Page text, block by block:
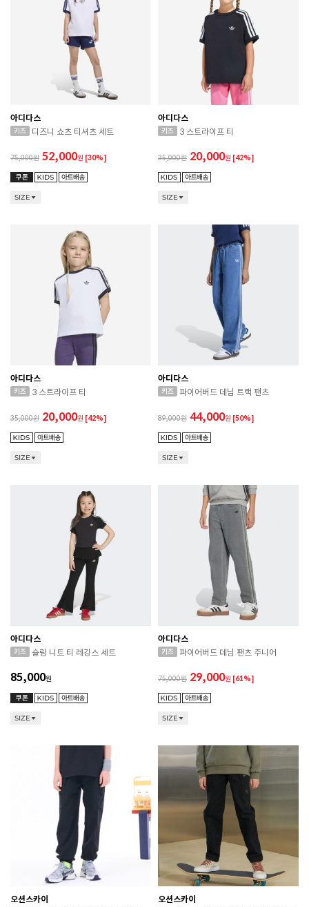
아디다스
디즈니 쇼츠 티셔츠 세트
75,000 52,000원 [30%]
SIZE
아디다스
3 스트라이프 티
35,000 20,000원 [42%]
SIZE
아디다스
3 스트라이프 티
35,000 20,000원 [42%]
SIZE
아디다스
파이어버드 데님 트랙 팬츠
89,000 44,000원 [50%]
SIZE
아디다스
슬림 니트 티 레깅스 세트
85,000원
SIZE
아디다스
파이어버드 데님 팬츠 주니어
75,000 29,000원 [61%]
SIZE
오션스카이
오션스카이